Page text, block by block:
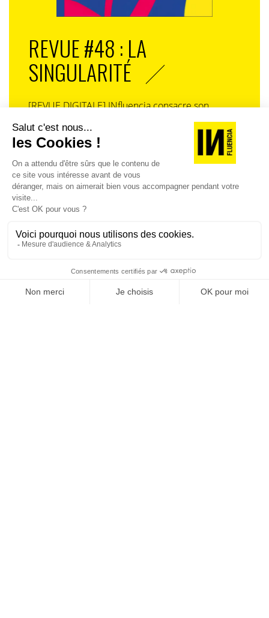
REVUE #48 : LA
SINGULARITÉ
[REVUE DIGITALE] INfluencia consacre son
prochain numéro à une question devenue
centrale dans l’économie contemporaine : Qu’est-
ce que la singularité à l’heure de la
standardisation généralisée ? Ce numéro explore
la singularité là où elle est la plus mise à l’épreuve
: dans l’entreprise, dans la marque, dans les
organisations, dans les choix de gouvernance,
J'ACHÈTE LE NUMÉRO